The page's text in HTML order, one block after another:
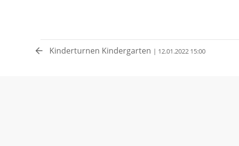
Kinderturnen Kindergarten | 12.01.2022 15:00